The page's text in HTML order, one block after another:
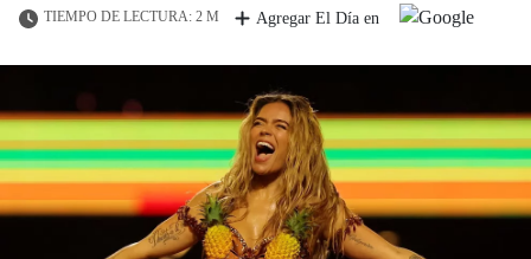
TIEMPO DE LECTURA: 2 M Agregar El Día en